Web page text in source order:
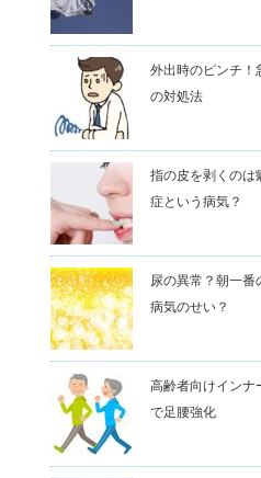
外出時のピンチ！
の対処法
指の皮を剥くのは
症という病気？
尿の異常？朝一番
病気のせい？
高齢者向けインナ
で足腰強化